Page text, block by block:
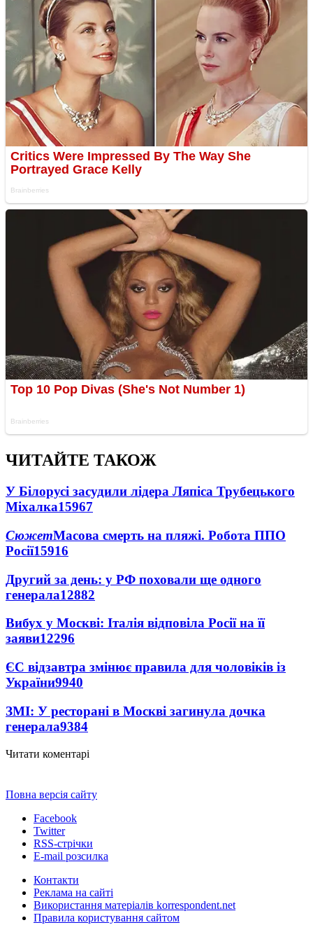
ЧИТАЙТЕ ТАКОЖ
У Білорусі засудили лідера Ляпіса Трубецького
Міхалка15967
СюжетМасова смерть на пляжі. Робота ППО
Росії15916
Другий за день: у РФ поховали ще одного
генерала12882
Вибух у Москві: Італія відповіла Росії на її
заяви12296
ЄС відзавтра змінює правила для чоловіків із
України9940
ЗМІ: У ресторані в Москві загинула дочка
генерала9384
Читати коментарі
Повна версія сайту
Facebook
Twitter
RSS-стрічки
E-mail розсилка
Контакти
Реклама на сайті
Використання матеріалів korrespondent.net
Правила користування сайтом